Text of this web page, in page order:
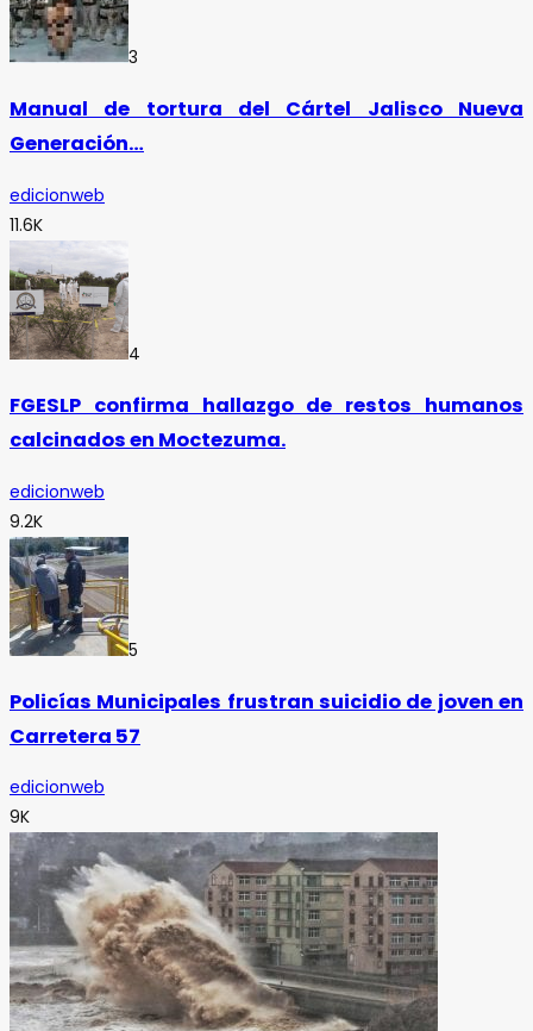
3
Manual de tortura del Cártel Jalisco Nueva
Generación…
edicionweb
11.6K
4
FGESLP confirma hallazgo de restos humanos
calcinados en Moctezuma.
edicionweb
9.2K
5
Policías Municipales frustran suicidio de joven en
Carretera 57
edicionweb
9K